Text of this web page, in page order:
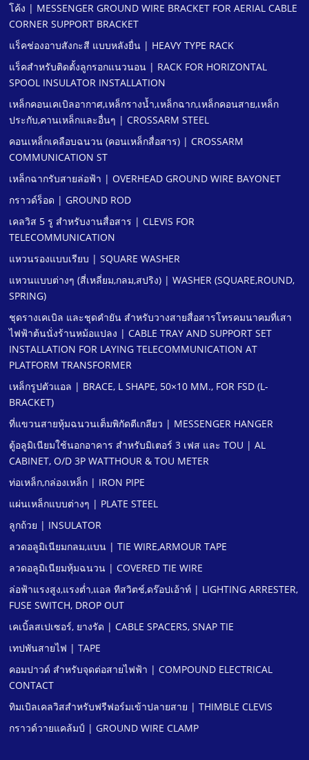
โค้ง | MESSENGER GROUND WIRE BRACKET FOR AERIAL CABLE
CORNER SUPPORT BRACKET
แร็คช่องอาบสังกะสี แบบหลังยื่น | HEAVY TYPE RACK
แร็คสําหรับติดตั้งลูกรอกแนวนอน | RACK FOR HORIZONTAL
SPOOL INSULATOR INSTALLATION
เหล็กคอนเคเบิลอากาศ,เหล็กรางนํ้า,เหล็กฉาก,เหล็กคอนสาย,เหล็ก
ประกับ,คานเหล็กและอื่นๆ | CROSSARM STEEL
คอนเหล็กเคลือบฉนวน (คอนเหล็กสื่อสาร) | CROSSARM
COMMUNICATION ST
เหล็กฉากรับสายล่อฟ้า | OVERHEAD GROUND WIRE BAYONET
กราวด์ร็อด | GROUND ROD
เคลวิส 5 รู สําหรับงานสื่อสาร | CLEVIS FOR
TELECOMMUNICATION
แหวนรองแบบเรียบ | SQUARE WASHER
แหวนแบบต่างๆ (สี่เหลี่ยม,กลม,สปริง) | WASHER (SQUARE,ROUND,
SPRING)
ชุดรางเคเบิล และชุดคํายัน สําหรับวางสายสื่อสารโทรคมนาคมที่เสา
ไฟฟ้าต้นนั่งร้านหม้อแปลง | CABLE TRAY AND SUPPORT SET
INSTALLATION FOR LAYING TELECOMMUNICATION AT
PLATFORM TRANSFORMER
เหล็กรูปตัวแอล | BRACE, L SHAPE, 50×10 MM., FOR FSD (L-
BRACKET)
ที่แขวนสายหุ้มฉนวนเต็มพิกัดตีเกลียว | MESSENGER HANGER
ตู้อลูมิเนียมใช้นอกอาคาร สําหรับมิเตอร์ 3 เฟส และ TOU | AL
CABINET, O/D 3P WATTHOUR & TOU METER
ท่อเหล็ก,กล่องเหล็ก | IRON PIPE
แผ่นเหล็กแบบต่างๆ | PLATE STEEL
ลูกถ้วย | INSULATOR
ลวดอลูมิเนียมกลม,แบน | TIE WIRE,ARMOUR TAPE
ลวดอลูมิเนียมหุ้มฉนวน | COVERED TIE WIRE
ล่อฟ้าแรงสูง,แรงตํ่า,แอล ทีสวิตช์,ดร๊อปเอ้าท์ | LIGHTING ARRESTER,
FUSE SWITCH, DROP OUT
เคเบิ้ลสเปเซอร์, ยางรัด | CABLE SPACERS, SNAP TIE
เทปพันสายไฟ | TAPE
คอมปาวด์ สําหรับจุดต่อสายไฟฟ้า | COMPOUND ELECTRICAL
CONTACT
ทิมเบิลเคลวิสสําหรับฟรีฟอร์มเข้าปลายสาย | THIMBLE CLEVIS
กราวด์วายแคล้มป์ | GROUND WIRE CLAMP